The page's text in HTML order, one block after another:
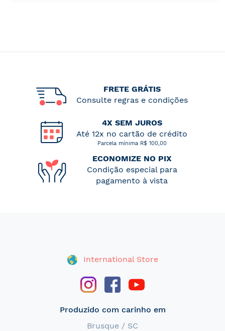
FRETE GRÁTIS
Consulte regras e condições
4X SEM JUROS
Até 12x no cartão de crédito
Parcela mínima R$ 100,00
ECONOMIZE NO PIX
Condição especial para
pagamento à vista
International Store
Produzido com carinho em
Brusque / SC